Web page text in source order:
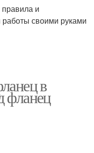
и
работы своими руками
в
фланец